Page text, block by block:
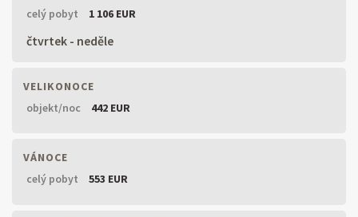
celý pobyt
1 106 EUR
čtvrtek - neděle
VELIKONOCE
objekt/noc
442 EUR
VÁNOCE
celý pobyt
553 EUR